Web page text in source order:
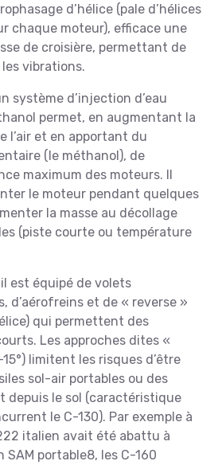
d’hélice (pale d’hélices
chaque moteur), efficace une
de croisière, permettant de
vibrations.
système d’injection d’eau
permet, en augmentant la
l’air et en apportant du
(le méthanol), de
maximum des moteurs. Il
le moteur pendant quelques
la masse au décollage
(piste courte ou température
est équipé de volets
d’aérofreins et de « reverse »
qui permettent des
Les approches dites «
limitent les risques d’être
sol-air portables ou des
depuis le sol (caractéristique
le C-130). Par exemple à
italien avait été abattu à
SAM portable8, les C-160